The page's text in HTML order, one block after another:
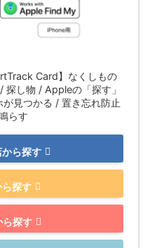
Card】なくしもの
し物 / Appleの「探す」
見つかる / 置き忘れ防止
らす
ら探す
探す
ら探す